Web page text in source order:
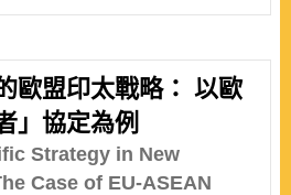
歐盟印太戰略： 以歐
」協定為例
Strategy in New
Case of EU-ASEAN